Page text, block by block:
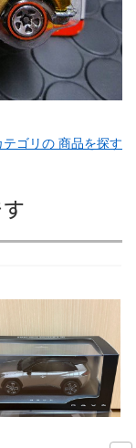
テゴリの 商品を探す